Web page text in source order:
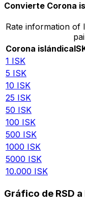
Convierte Corona
Rate information of
Corona islándica
1 ISK
5 ISK
10 ISK
25 ISK
50 ISK
100 ISK
500 ISK
1000 ISK
5000 ISK
10.000 ISK
Gráfico de RSD a